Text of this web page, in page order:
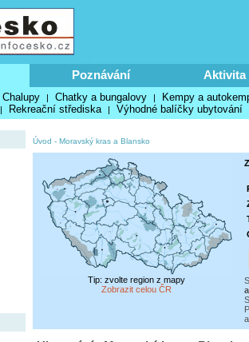
Poznávání Aktivita
Chalupy | Chatky a bungalovy | Kempy a
| Rekreační střediska | Výhodné balíčky ubytování
Úvod - Moravský kras a Blansko
Tip: zvolte region z mapy
Zobrazit celou ČR